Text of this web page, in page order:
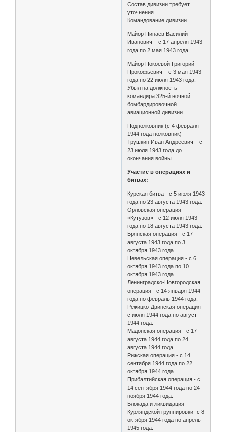
Состав дивизии требует
уточнения.
Командование дивизии.
Майор Пинаев Василий
Иванович – с 17 апреля 1943
года по 2 мая 1943 года.
Майор Покоевой Григорий
Прокофьевич – с 3 мая 1943
года по 22 июля 1943 года.
Убыл на должность
командира 325-й ночной
бомбардировочной
авиационной дивизии.
Подполковник (с 4 февраля
1944 года полковник)
Трушкин Иван Андреевич – с
23 июля 1943 года до
окончания войны.
Участие в операциях и
битвах:
Курская битва - с 5 июля 1943
года по 23 августа 1943 года.
Орловская операция
«Кутузов» - с 12 июля 1943
года по 18 августа 1943 года.
Брянская операция - с 17
августа 1943 года по 3
октября 1943 года.
Невельская операция - с 6
октября 1943 года по 10
октября 1943 года.
Ленинградско-Новгородская
операция - с 14 января 1944
года по февраль 1944 года.
Режицко-Двинская операция -
с июля 1944 года по август
1944 года.
Мадонская операция - с 17
августа 1944 года по 24
августа 1944 года.
Рижская операция - с 14
сентября 1944 года по 22
октября 1944 года.
Прибалтийская операция - с
14 сентября 1944 года по 24
ноября 1944 года.
Блокада и ликвидация
Курляндской группировки- с 8
октября 1944 года по апрель
1945 года.